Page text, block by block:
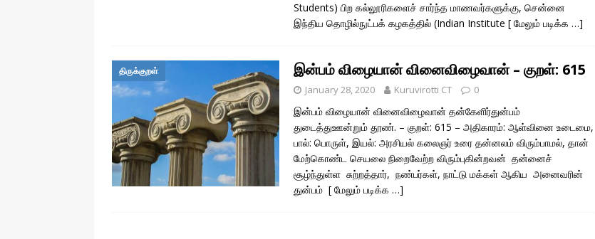
Students) பிற கல்லூரிகளைச் சார்ந்த மாணவர்களுக்கு, சென்னை
இந்திய தொழில்நுட்பக் கழகத்தில் (Indian Institute [ மேலும் படிக்க …]
திருக்குறள் இன்பம் விழையான் வினைவிழைவான் – குறள்: 615
January 28, 2020 Kuruvirotti CT 0
இன்பம் விழையான் வினைவிழைவான் தன்கேளிர்துன்பம்
துடைத்துஊன்றும் தூண். – குறள்: 615 – அதிகாரம்: ஆள்வினை உடைமை,
பால்: பொருள், இயல்: அரசியல் கலைஞர் உரை தன்னலம் விரும்பாமல், தான்
மேற்கொண்ட செயலை நிறைவேற்ற விரும்புகின்றவன் தன்னைச்
சூழ்ந்துள்ள சுற்றத்தார், நண்பர்கள், நாட்டு மக்கள் ஆகிய அனைவரின்
துன்பம் [ மேலும் படிக்க …]